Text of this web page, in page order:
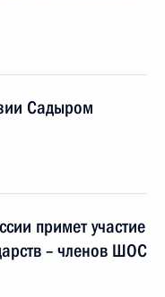
Садыром
примет участие
– членов ШОС